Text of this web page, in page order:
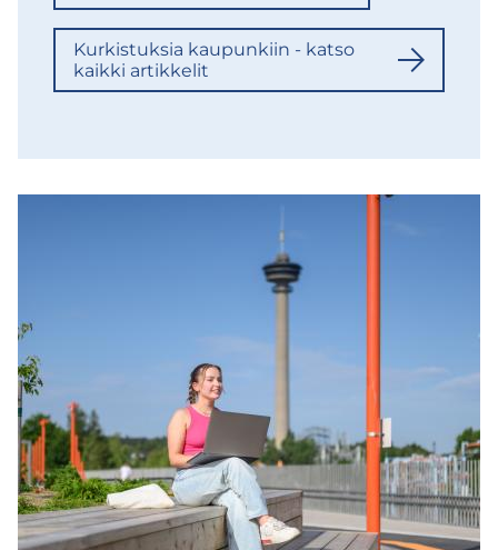
Kur­kis­tuk­sia kau­pun­kiin - katso
kaik­ki ar­tik­ke­lit